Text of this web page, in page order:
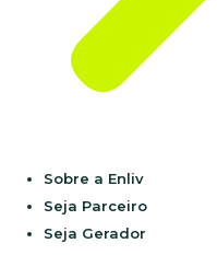
Sobre a Enliv
Seja Parceiro
Seja Gerador